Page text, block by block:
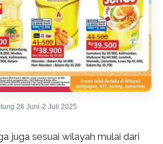
26 Juni-2 Juli 2025
juga sesuai wilayah mulai dari